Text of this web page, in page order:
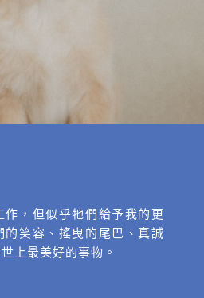
作，但似乎牠們給予我的更
的笑容、搖曳的尾巴、真誠
上最美好的事物。